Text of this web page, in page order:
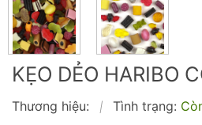
KẸO DẺO HARIBO
Thương hiệu: | Tình trạng: